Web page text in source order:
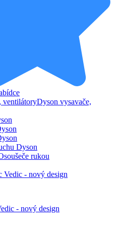
Dyson vysavače,
Dyson
rukou
- nový design